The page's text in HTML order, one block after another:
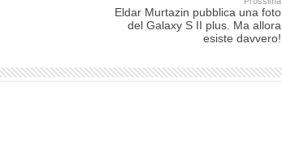
Eldar Murtazin pubblica una foto
del Galaxy S II plus. Ma allora
esiste davvero!